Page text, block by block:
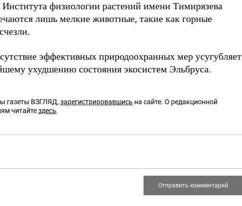
физиологии растений имени Тимирязева
лишь мелкие животные, такие как горные
эффективных природоохранных мер усугубляет
ухудшению состояния экосистем Эльбруса.
газеты ВЗГЛЯД, зарегистрировавшись на сайте. О редакционной
читайтездесь.